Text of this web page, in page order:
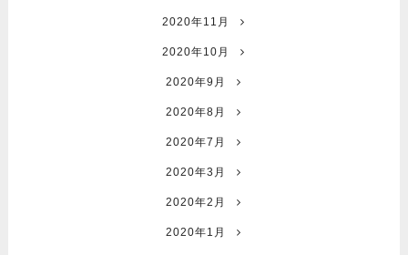
2020年11月
2020年10月
2020年9月
2020年8月
2020年7月
2020年3月
2020年2月
2020年1月